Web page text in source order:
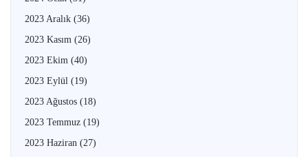
2023 Aralık (36)
2023 Kasım (26)
2023 Ekim (40)
2023 Eylül (19)
2023 Ağustos (18)
2023 Temmuz (19)
2023 Haziran (27)